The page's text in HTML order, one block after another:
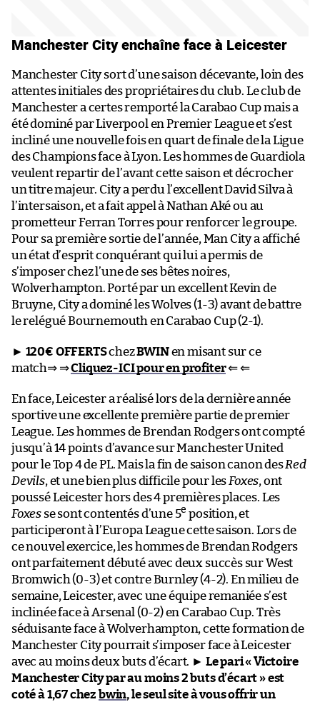
Manchester City enchaîne face à Leicester
Manchester City sort d’une saison décevante, loin des
attentes initiales des propriétaires du club. Le club de
Manchester a certes remporté la Carabao Cup mais a
été dominé par Liverpool en Premier League et s’est
incliné une nouvelle fois en quart de finale de la Ligue
des Champions face à Lyon. Les hommes de Guardiola
veulent repartir de l’avant cette saison et décrocher
un titre majeur. City a perdu l’excellent David Silva à
l’intersaison, et a fait appel à Nathan Aké ou au
prometteur Ferran Torres pour renforcer le groupe.
Pour sa première sortie de l’année, Man City a affiché
un état d’esprit conquérant qui lui a permis de
s’imposer chez l’une de ses bêtes noires,
Wolverhampton. Porté par un excellent Kevin de
Bruyne, City a dominé les Wolves (1-3) avant de battre
le relégué Bournemouth en Carabao Cup (2-1).
► 120€ OFFERTSchezBWINen misant sur ce
match⇒ ⇒Cliquez-ICI pour en profiter⇐ ⇐
En face, Leicester a réalisé lors de la dernière année
sportive une excellente première partie de premier
League. Les hommes de Brendan Rodgers ont compté
jusqu’à 14 points d’avance sur Manchester United
pour le Top 4 de PL. Mais la fin de saison canon desRed
Devils, et une bien plus difficile pour lesFoxes, ont
poussé Leicester hors des 4 premières places. Les
Foxes se sont contentés d’une 5e position, et
participeront à l’Europa League cette saison. Lors de
ce nouvel exercice, les hommes de Brendan Rodgers
ont parfaitement débuté avec deux succès sur West
Bromwich (0-3) et contre Burnley (4-2). En milieu de
semaine, Leicester, avec une équipe remaniée s’est
inclinée face à Arsenal (0-2) en Carabao Cup. Très
séduisante face à Wolverhampton, cette formation de
Manchester City pourrait s’imposer face à Leicester
avec au moins deux buts d’écart. ► Le pari « Victoire
Manchester City par au moins 2 buts d’écart » est
coté à 1,67 chez bwin, le seul site à vous offrir un